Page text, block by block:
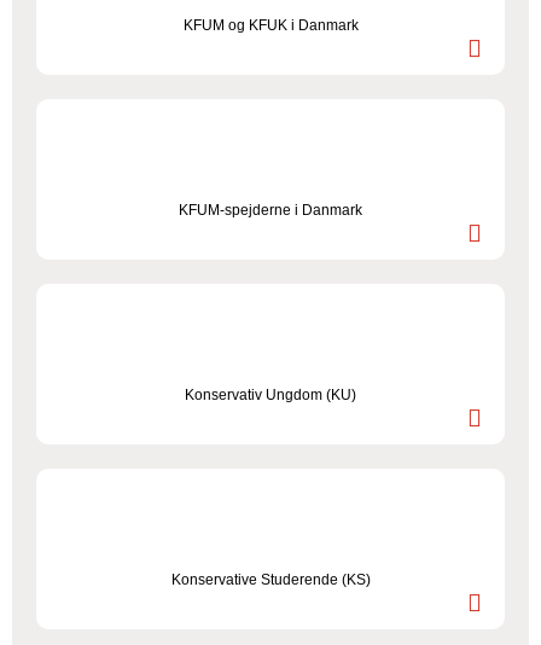
KFUM og KFUK i Danmark
KFUM-spejderne i Danmark
Konservativ Ungdom (KU)
Konservative Studerende (KS)